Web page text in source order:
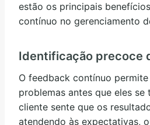
estão os principais
contínuo no gerenciamento
Identificação precoce
O feedback contínuo
problemas antes que eles
cliente sente que os
atendendo às expectativas,